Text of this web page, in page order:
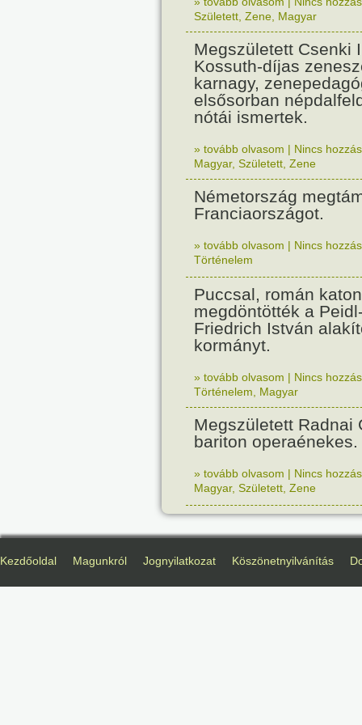
Született Zene Magyar
Megszületett Csenki
Kossuth-díjas
karnagy,
elsősorban
nótái ismertek.
» tovább olvasom | Nincs
Magyar, Született Zene
Németország
Franciaországot.
» tovább olvasom | Nincs
Történelem
Puccsal, román
megdöntötték a
Friedrich István
kormányt.
» tovább olvasom | Nincs
Történelem
Magyar
Megszületett Radnai
bariton operaénekes.
» tovább olvasom | Nincs
Magyar, Született Zene
Kezdőoldal Magunkról Jognyilatkozat Köszönetnyilvánítás